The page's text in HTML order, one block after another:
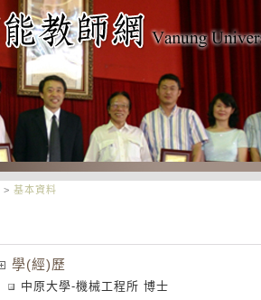
> 基本資料
學(經)歷
中原大學-機械工程所 博士